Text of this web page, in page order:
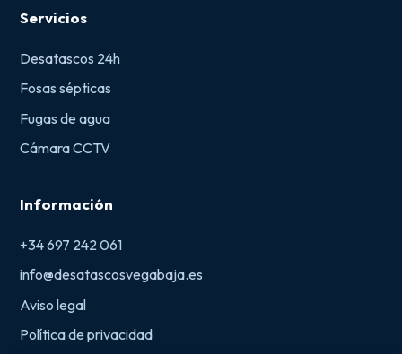
Servicios
Desatascos 24h
Fosas sépticas
Fugas de agua
Cámara CCTV
Información
+34 697 242 061
info@desatascosvegabaja.es
Aviso legal
Política de privacidad